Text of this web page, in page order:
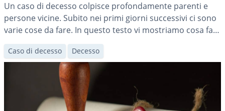
Un caso di decesso colpisce profondamente parenti e
persone vicine. Subito nei primi giorni successivi ci sono
varie cose da fare. In questo testo vi mostriamo cosa fare
e quando dopo un caso di decesso.
Caso di decesso Decesso